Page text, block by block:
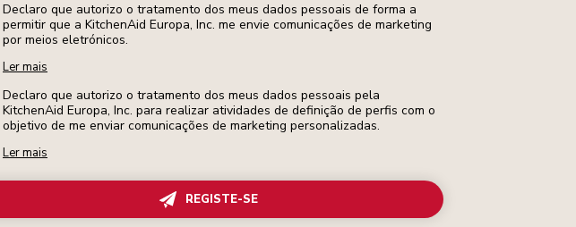
Declaro que autorizo o tratamento dos meus dados pessoais de forma a
permitir que a KitchenAid Europa, Inc. me envie comunicações de marketing
por meios eletrónicos.
Ler mais
Declaro que autorizo o tratamento dos meus dados pessoais pela
KitchenAid Europa, Inc. para realizar atividades de definição de perfis com o
objetivo de me enviar comunicações de marketing personalizadas.
Ler mais
REGISTE-SE